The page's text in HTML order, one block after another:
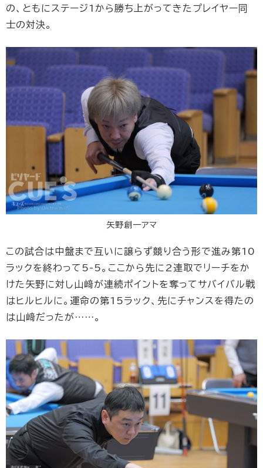
の、ともにステージ1から勝ち上がってきたプレイヤー同
士の対決。
矢野創一アマ
この試合は中盤まで互いに譲らず競り合う形で進み第10
ラックを終わって5-5。ここから先に2連取でリーチをか
けた矢野に対し山﨑が連続ポイントを奪ってサバイバル戦
はヒルヒルに。運命の第15ラック、先にチャンスを得たの
は山﨑だったが……。